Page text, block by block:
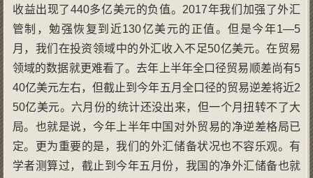
收益出现了440多亿美元的负值。2017年我们加强了外汇
管制，勉强恢复到近130亿美元的正值。但是今年1—5
月，我们在投资领域中的外汇收入不足50亿美元。在贸易
领域的数据就更难看了。去年上半年全口径贸易顺差尚有5
40亿美元左右，但截止到今年五月全口径的贸易逆差将近2
50亿美元。六月份的统计还没出来，但一个月扭转不了大
局。也就是说，今年上半年中国对外贸易的净逆差格局已
定。更为重要的是，我们的外汇储备状况也不容乐观。有
学者测算过，截止到今年五月份，我国的净外汇储备也就